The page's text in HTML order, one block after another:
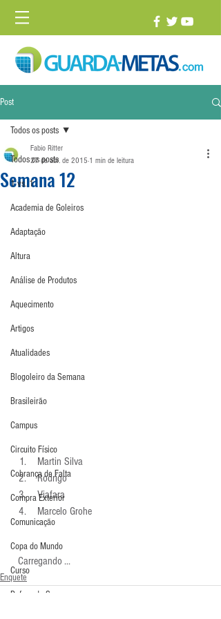
Post
Todos os posts
1 vs. 1
Academia de Goleiros
Adaptação
Altura
Análise de Produtos
Aquecimento
Artigos
Atualidades
Blogoleiro da Semana
Brasileirão
Campus
Circuito Físico
Cobrança de Falta
Compra Exterior
Comunicação
Copa do Mundo
Curso
Defesa da Semana
Todos os posts
Semana 12
Fabio Ritter
27 de abr. de 2015 1 min de leitura
Martin Silva
Rodrigo
Viafara
Marcelo Grohe
  Carregando ...
Enquete